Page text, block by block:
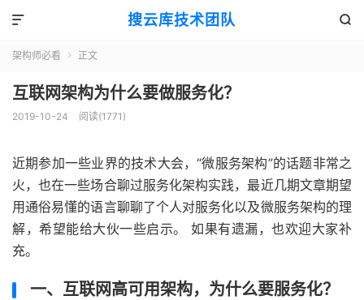
搜云库技术团队 

架构师必看  正文
互联网架构为什么要做服务化？
2019-10-24 阅读(1771 )
近期参加一些业界的技术大会，“微服务架构”的话题非常之
火，也在一些场合聊过服务化架构实践，最近几期文章期望
用通俗易懂的语言聊聊了个人对服务化以及微服务架构的理
解，希望能给大伙一些启示。 如果有遗漏，也欢迎大家补
充。
一、互联网高可用架构，为什么要服务化？